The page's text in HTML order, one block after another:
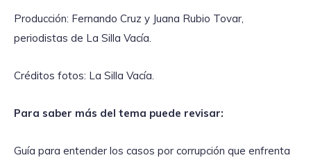
Producción: Fernando Cruz y Juana Rubio Tovar,
periodistas de La Silla Vacía.
Créditos fotos: La Silla Vacía.
Para saber más del tema puede revisar:
Guía para entender los casos por corrupción que enfrenta